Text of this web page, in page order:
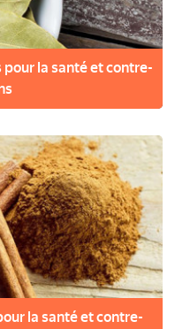
la santé et contre-
la santé et contre-